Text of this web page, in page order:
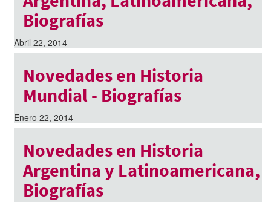
Biografías
Abril 22, 2014
Novedades en Historia
Mundial - Biografías
Enero 22, 2014
Novedades en Historia
Argentina y Latinoamericana,
Biografías